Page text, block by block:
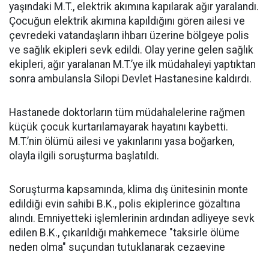
yaşındaki M.T., elektrik akımına kapılarak ağır yaralandı.
Çocuğun elektrik akımına kapıldığını gören ailesi ve
çevredeki vatandaşların ihbarı üzerine bölgeye polis
ve sağlık ekipleri sevk edildi. Olay yerine gelen sağlık
ekipleri, ağır yaralanan M.T.’ye ilk müdahaleyi yaptıktan
sonra ambulansla Silopi Devlet Hastanesine kaldırdı.
Hastanede doktorların tüm müdahalelerine rağmen
küçük çocuk kurtarılamayarak hayatını kaybetti.
M.T.’nin ölümü ailesi ve yakınlarını yasa boğarken,
olayla ilgili soruşturma başlatıldı.
Soruşturma kapsamında, klima dış ünitesinin monte
edildiği evin sahibi B.K., polis ekiplerince gözaltına
alındı. Emniyetteki işlemlerinin ardından adliyeye sevk
edilen B.K., çıkarıldığı mahkemece "taksirle ölüme
neden olma" suçundan tutuklanarak cezaevine